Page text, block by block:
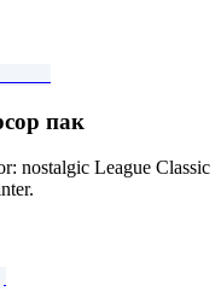
пак
nostalgic League Classic